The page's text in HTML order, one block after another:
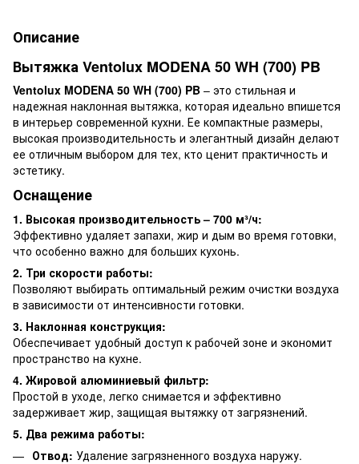
Описание
Вытяжка Ventolux MODENA 50 WH (700) PB
Ventolux MODENA 50 WH (700) PB – это стильная и
надежная наклонная вытяжка, которая идеально впишется
в интерьер современной кухни. Ее компактные размеры,
высокая производительность и элегантный дизайн делают
ее отличным выбором для тех, кто ценит практичность и
эстетику.
Оснащение
1. Высокая производительность – 700 м³/ч:
Эффективно удаляет запахи, жир и дым во время готовки,
что особенно важно для больших кухонь.
2. Три скорости работы:
Позволяют выбирать оптимальный режим очистки воздуха
в зависимости от интенсивности готовки.
3. Наклонная конструкция:
Обеспечивает удобный доступ к рабочей зоне и экономит
пространство на кухне.
4. Жировой алюминиевый фильтр:
Простой в уходе, легко снимается и эффективно
задерживает жир, защищая вытяжку от загрязнений.
5. Два режима работы:
Отвод: Удаление загрязненного воздуха наружу.